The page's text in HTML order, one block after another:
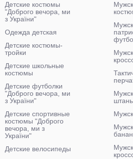
Детские костюмы
"Доброго вечора, ми
з України"
Одежда детская
Детские костюмы-
тройки
Детские школьные
костюмы
Детские футболки
"Доброго вечора, ми
з України"
Детские спортивные
костюмы "Доброго
вечора, ми з
України"
Детские велосипеды